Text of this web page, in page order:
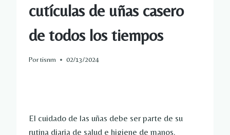
cutículas de uñas casero
de todos los tiempos
Portisnm 02/13/2024
El cuidado de las uñas debe ser parte de su
rutina diaria de salud e higiene de manos.